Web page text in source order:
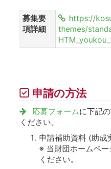
募集要
項詳細
https://
themes/
申請の方法
応募フォームに下記
ください。
申請補助資料 (助成
※ 当財団ホームペ
ください。